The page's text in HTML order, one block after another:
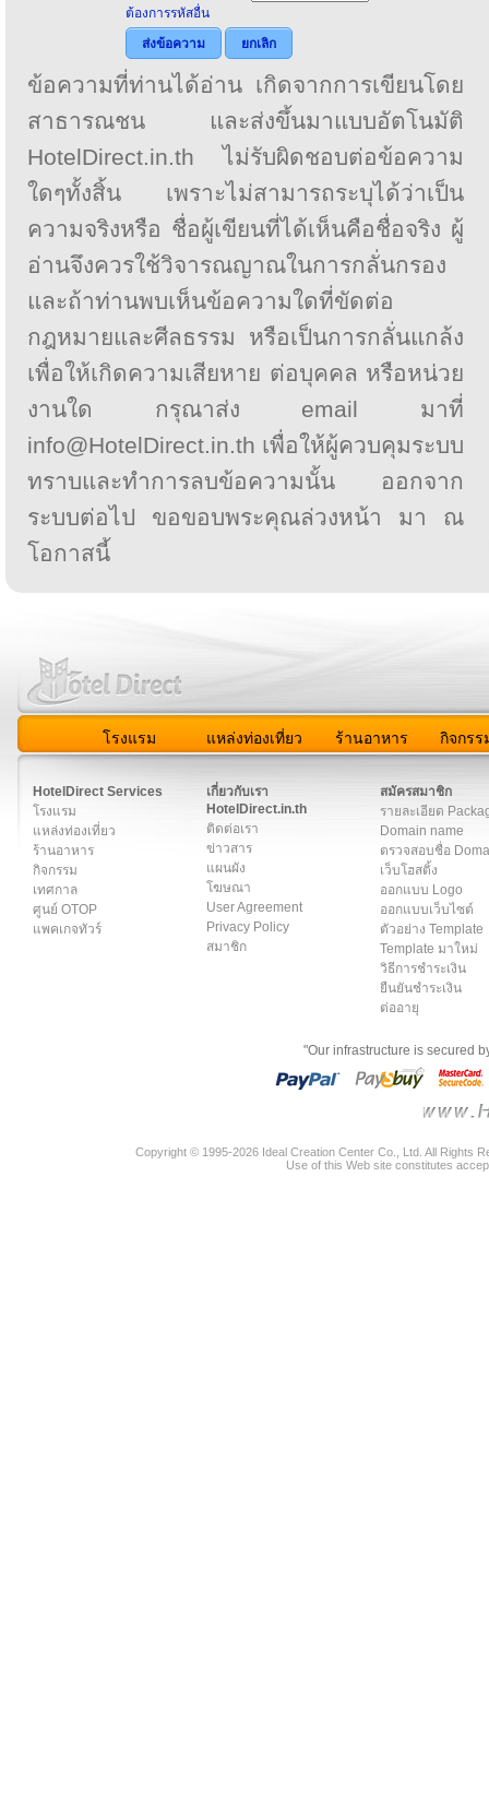
ต้องการรหัสอื่น
ส่งข้อความ
ยกเลิก
ข้อความที่ท่านได้อ่าน เกิดจากการเขียนโดย
สาธารณชน และส่งขึ้นมาแบบอัตโนมัติ
HotelDirect.in.th ไม่รับผิดชอบต่อข้อความ
ใดๆทั้งสิ้น เพราะไม่สามารถระบุได้ว่าเป็น
ความจริงหรือ ชื่อผู้เขียนที่ได้เห็นคือชื่อจริง ผู้
อ่านจึงควรใช้วิจารณญาณในการกลั่นกรอง
และถ้าท่านพบเห็นข้อความใดที่ขัดต่อ
กฎหมายและศีลธรรม หรือเป็นการกลั่นแกล้ง
เพื่อให้เกิดความเสียหาย ต่อบุคคล หรือหน่วย
งานใด กรุณาส่ง email มาที่
info@HotelDirect.in.th เพื่อให้ผู้ควบคุมระบบ
ทราบและทำการลบข้อความนั้น ออกจาก
ระบบต่อไป ขอขอบพระคุณล่วงหน้า มา ณ
โอกาสนี้
โรงแรม แหล่งท่องเที่ยว ร้านอาหาร กิจกรร
HotelDirect Services
โรงแรม
แหล่งท่องเที่ยว
ร้านอาหาร
กิจกรรม
เทศกาล
ศูนย์ OTOP
แพคเกจทัวร์
เกี่ยวกับเรา
HotelDirect.in.th
ติดต่อเรา
ข่าวสาร
แผนผัง
โฆษณา
User Agreement
Privacy Policy
สมาชิก
สมัครสมาชิก
รายละเอียด
Domain name
ตรวจสอบชื่อ
เว็บโฮสติ้ง
ออกแบบ Logo
ออกแบบเว็บไซต์
ตัวอย่าง Template
Template มาใหม่
วิธีการชำระเงิน
ยืนยันชำระเงิน
ต่ออายุ
"Our infrastructure is secured
Copyright © 1995-2026 Ideal Creation Center Co., Ltd. All Rights
Use of this Web site constitutes